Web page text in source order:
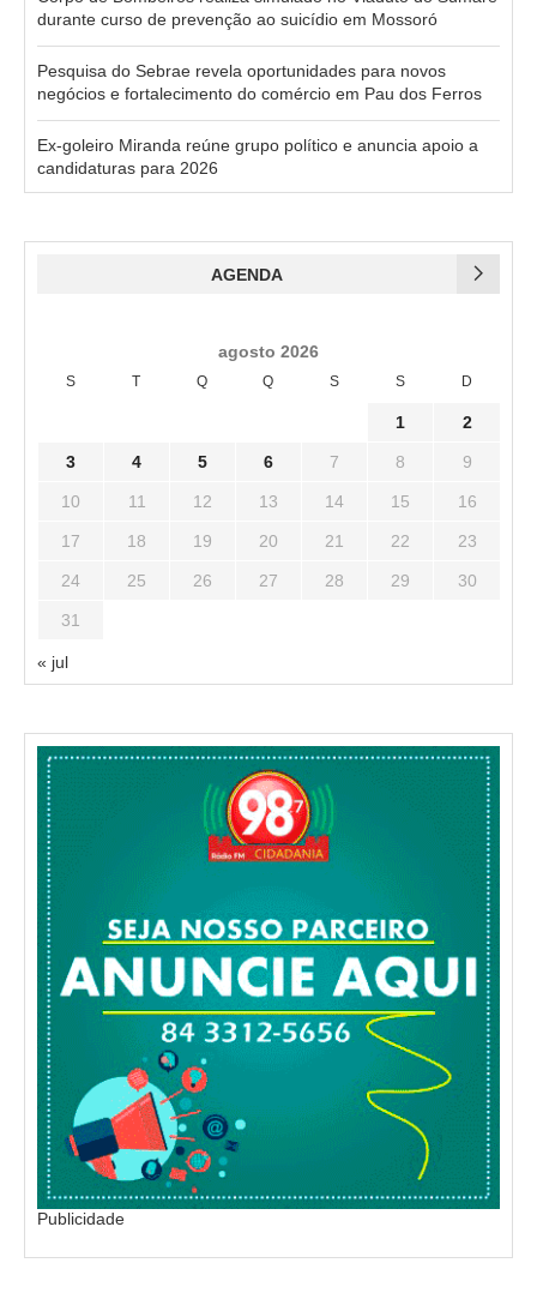
durante curso de prevenção ao suicídio em Mossoró
Pesquisa do Sebrae revela oportunidades para novos
negócios e fortalecimento do comércio em Pau dos Ferros
Ex-goleiro Miranda reúne grupo político e anuncia apoio a
candidaturas para 2026
AGENDA
agosto 2026
S T Q Q S S D
1 2
3 4 5 6 7 8 9
10 11 12 13 14 15 16
17 18 19 20 21 22 23
24 25 26 27 28 29 30
31
« jul
Publicidade